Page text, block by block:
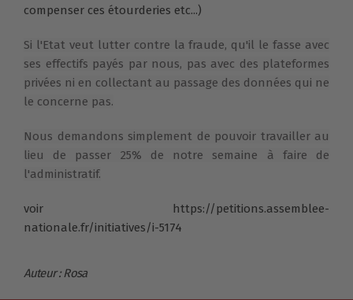
compenser ces étourderies etc...)
Si l'Etat veut lutter contre la fraude, qu'il le fasse avec
ses effectifs payés par nous, pas avec des plateformes
privées ni en collectant au passage des données qui ne
le concerne pas.
Nous demandons simplement de pouvoir travailler au
lieu de passer 25% de notre semaine à faire de
l'administratif.
voir https://petitions.assemblee-
nationale.fr/initiatives/i-5174
Auteur : Rosa